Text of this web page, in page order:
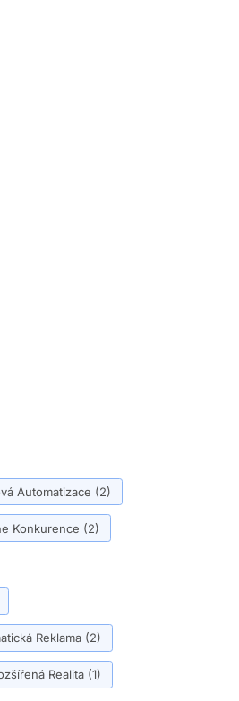
Automatizace (2)
Konkurence (2)
Reklama(2)
Realita(1)